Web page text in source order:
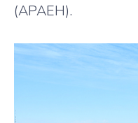
(APAEH).